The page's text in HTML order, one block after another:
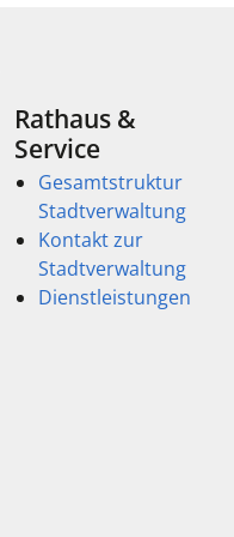
Rathaus &
Service
Gesamtstruktur
Stadtverwaltung
Kontakt zur
Stadtverwaltung
Dienstleistungen